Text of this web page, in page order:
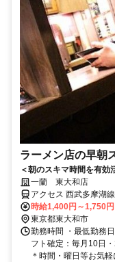
ラーメン店の早朝
＜朝のスキマ時間を有効
ークにもオススメ♪髪色自
一蘭 東大和店
アクセス 西武多摩湖
京都）徒歩約27分、
から新青梅街道を東久
時給1,400円～1,750円
東京都東大和市
勤務時間 ・最低勤務
フト確定：毎月10日
＊時間・曜日等お気